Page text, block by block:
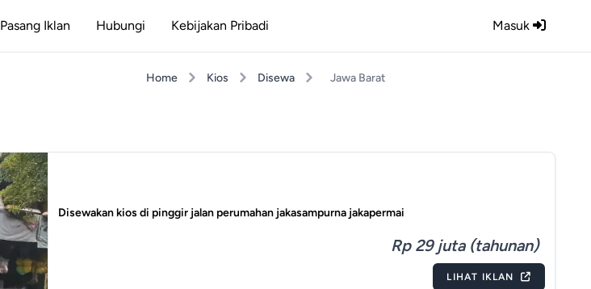
Masuk
Pasang Iklan Hubungi Kebijakan Pribadi
Home Kios Disewa Jawa Barat
Disewakan kios di pinggir jalan perumahan jakasampurna jakapermai
Rp 29 juta (tahunan)
LIHAT IKLAN